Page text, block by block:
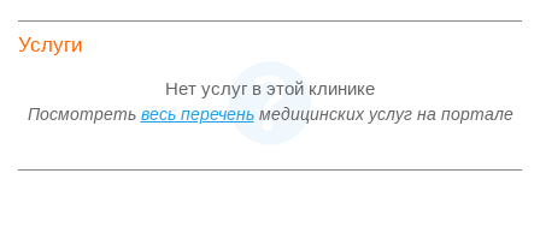
Услуги
Нет услуг в этой клинике
Посмотреть весь переченьмедицинских услуг на портале